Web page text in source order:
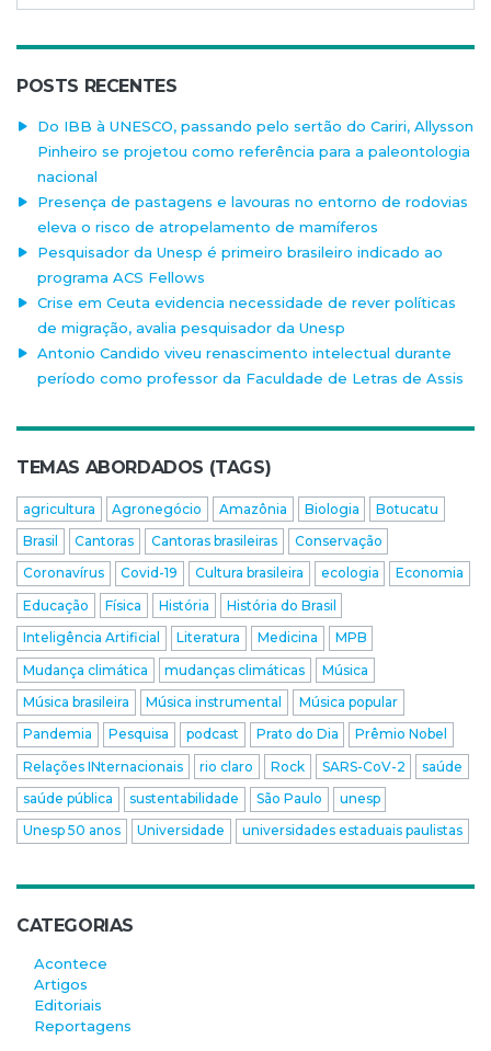
POSTS RECENTES
Do IBB à UNESCO, passando pelo sertão do Cariri, Allysson
Pinheiro se projetou como referência para a paleontologia
nacional
Presença de pastagens e lavouras no entorno de rodovias
eleva o risco de atropelamento de mamíferos
Pesquisador da Unesp é primeiro brasileiro indicado ao
programa ACS Fellows
Crise em Ceuta evidencia necessidade de rever políticas
de migração, avalia pesquisador da Unesp
Antonio Candido viveu renascimento intelectual durante
período como professor da Faculdade de Letras de Assis
TEMAS ABORDADOS (TAGS)
agricultura Agronegócio Amazônia Biologia
Botucatu
Brasil
Cantoras Cantoras brasileiras
Conservação
Coronavírus
Covid-19 Cultura brasileira ecologia
Economia
Educação
Física História
História do Brasil
Inteligência Artificial
Literatura Medicina
MPB
Mudança climática
mudanças climáticas
Música
Música brasileira
Música instrumental
Música popular
Pandemia
Pesquisa podcast Prato do Dia
Prêmio Nobel
Relações INternacionais
rio claro Rock SARS-CoV-2
saúde
saúde pública
sustentabilidade São Paulo
unesp
Unesp 50 anos
Universidade universidades estaduais paulistas
CATEGORIAS
Acontece
Artigos
Editoriais
Reportagens